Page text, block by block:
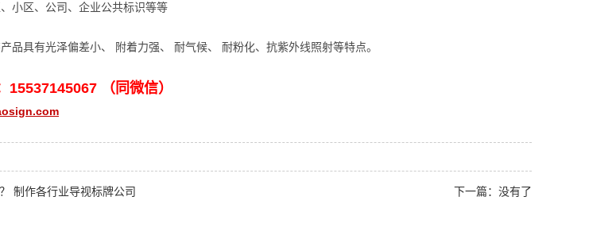
区、公司、企业公共标识等等
有光泽偏差小、 附着力强、 耐气候、 耐粉化、抗紫外线照射等特点。
（同微信）
制作各行业导视标牌公司 下一篇：没有了